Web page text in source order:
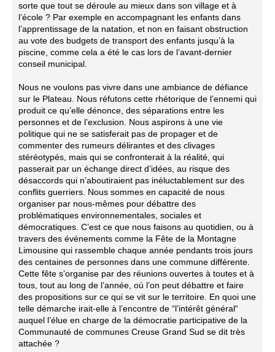
sorte que tout se déroule au mieux dans son village et à
l’école ? Par exemple en accompagnant les enfants dans
l’apprentissage de la natation, et non en faisant obstruction
au vote des budgets de transport des enfants jusqu’à la
piscine, comme cela a été le cas lors de l’avant-dernier
conseil municipal.
Nous ne voulons pas vivre dans une ambiance de défiance
sur le Plateau. Nous réfutons cette rhétorique de l’ennemi qui
produit ce qu’elle dénonce, des séparations entre les
personnes et de l’exclusion. Nous aspirons à une vie
politique qui ne se satisferait pas de propager et de
commenter des rumeurs délirantes et des clivages
stéréotypés, mais qui se confronterait à la réalité, qui
passerait par un échange direct d’idées, au risque des
désaccords qui n’aboutiraient pas inéluctablement sur des
conflits guerriers. Nous sommes en capacité de nous
organiser par nous-mêmes pour débattre des
problématiques environnementales, sociales et
démocratiques. C’est ce que nous faisons au quotidien, ou à
travers des événements comme la Fête de la Montagne
Limousine qui rassemble chaque année pendants trois jours
des centaines de personnes dans une commune différente.
Cette fête s’organise par des réunions ouvertes à toutes et à
tous, tout au long de l’année, où l’on peut débattre et faire
des propositions sur ce qui se vit sur le territoire. En quoi une
telle démarche irait-elle à l’encontre de “l’intérêt général“
auquel l’élue en charge de la démocratie participative de la
Communauté de communes Creuse Grand Sud se dit très
attachée ?